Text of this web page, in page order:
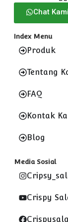
Chat
Index Menu
Produk
Tentang
FAQ
Kontak
Blog
Media Sosial
Crispy